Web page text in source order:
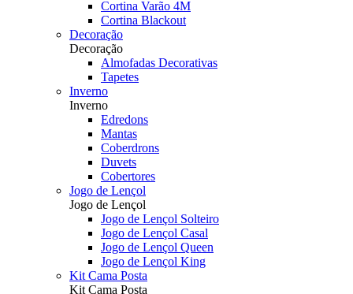
Cortina Varão 4M
Cortina Blackout
Decoração
Decoração
Almofadas Decorativas
Tapetes
Inverno
Inverno
Edredons
Mantas
Coberdrons
Duvets
Cobertores
Jogo de Lençol
Jogo de Lençol
Jogo de Lençol Solteiro
Jogo de Lençol Casal
Jogo de Lençol Queen
Jogo de Lençol King
Kit Cama Posta
Kit Cama Posta